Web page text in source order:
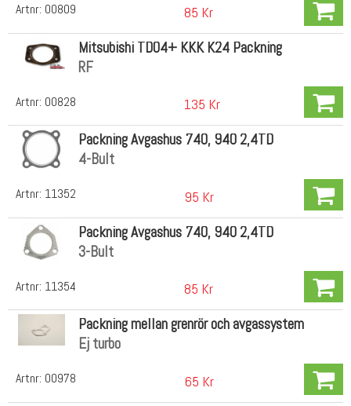
Artnr: 00809 85 Kr
Artnr: 00828
Mitsubishi TD04+ KKK K24 Packning
RF
135 Kr
Artnr: 11352
Packning Avgashus 740, 940 2,4TD
4-Bult
95 Kr
Artnr: 11354
Packning Avgashus 740, 940 2,4TD
3-Bult
85 Kr
Artnr: 00978
Packning mellan grenrör och avgassystem
Ej turbo
65 Kr